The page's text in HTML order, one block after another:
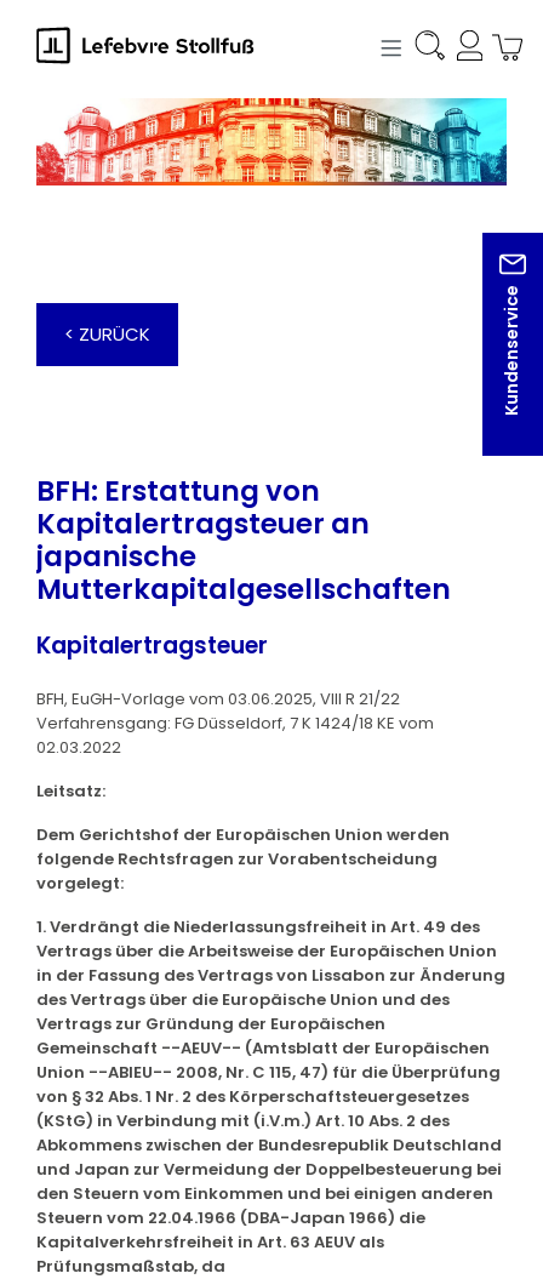
springen
Kundenservice
< ZURÜCK
BFH: Erstattung von
Kapitalertragsteuer an
japanische
Mutterkapitalgesellschaften
Kapitalertragsteuer
BFH, EuGH-Vorlage vom 03.06.2025, VIII R 21/22
Verfahrensgang: FG Düsseldorf, 7 K 1424/18 KE vom
02.03.2022
Leitsatz:
Dem Gerichtshof der Europäischen Union werden
folgende Rechtsfragen zur Vorabentscheidung
vorgelegt:
1. Verdrängt die Niederlassungsfreiheit in Art. 49 des
Vertrags über die Arbeitsweise der Europäischen Union
in der Fassung des Vertrags von Lissabon zur Änderung
des Vertrags über die Europäische Union und des
Vertrags zur Gründung der Europäischen
Gemeinschaft --AEUV-- (Amtsblatt der Europäischen
Union --ABlEU-- 2008, Nr. C 115, 47) für die Überprüfung
von § 32 Abs. 1 Nr. 2 des Körperschaftsteuergesetzes
(KStG) in Verbindung mit (i.V.m.) Art. 10 Abs. 2 des
Abkommens zwischen der Bundesrepublik Deutschland
und Japan zur Vermeidung der Doppelbesteuerung bei
den Steuern vom Einkommen und bei einigen anderen
Steuern vom 22.04.1966 (DBA-Japan 1966) die
Kapitalverkehrsfreiheit in Art. 63 AEUV als
Prüfungsmaßstab, da